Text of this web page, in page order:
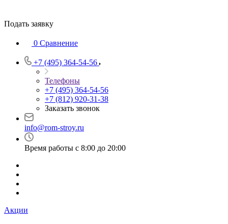
Подать заявку
0 Сравнение
+7 (495) 364-54-56
Телефоны
+7 (495) 364-54-56
+7 (812) 920-31-38
Заказать звонок
info@rom-stroy.ru
Время работы с 8:00 до 20:00
Акции